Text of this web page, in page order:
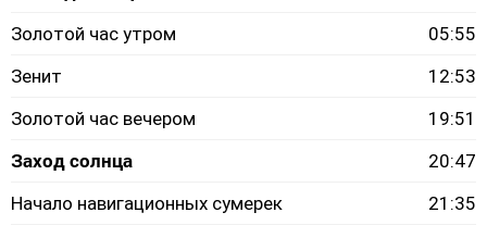
Золотой час утром
05:55
Зенит
12:53
Золотой час вечером
19:51
Заход солнца
20:47
Начало навигационных сумерек
21:35